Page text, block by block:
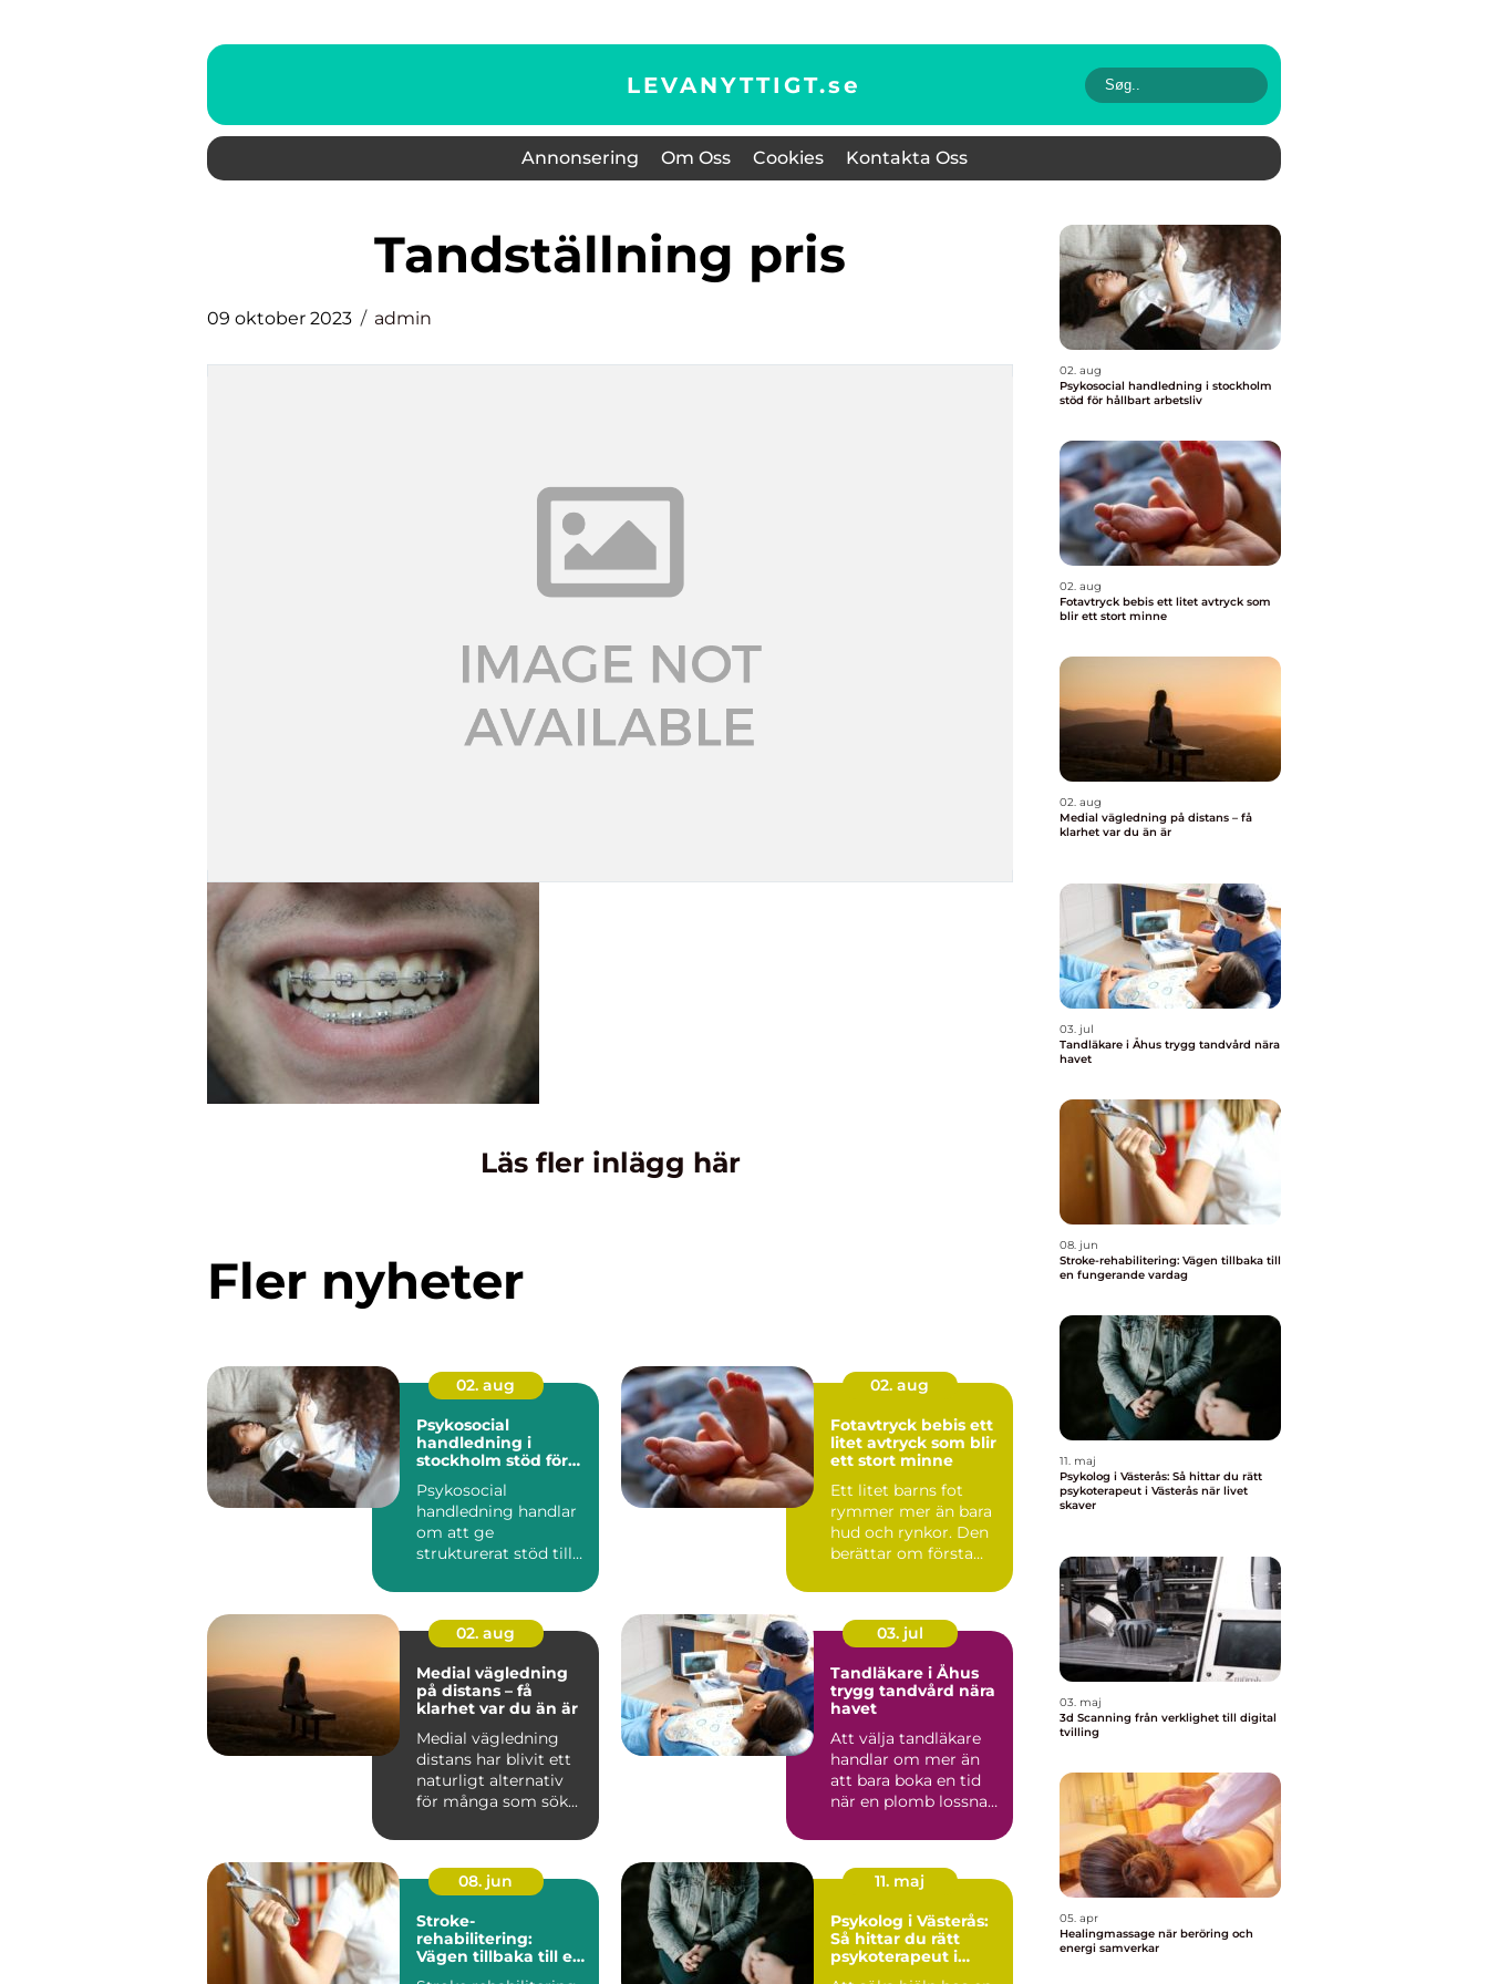
LEVANYTTIGT.se
Annonsering Om Oss Cookies Kontakta Oss
tandställning pris
09 oktober 2023 admin
Läs fler inlägg här
Fler nyheter
02. aug
Psykosocial
handledning i
stockholm stöd för
Psykosocial
handledning handlar
om att ge
strukturerat stöd till
arbete möter a...
02. aug
Fotavtryck bebis ett
litet avtryck som blir
ett stort minne
Ett litet barns fot
rymmer mer än bara
hud och rynkor. Den
berättar om första
tryggh...
02. aug
Medial vägledning
på distans – få
klarhet var du än är
Medial vägledning
distans har blivit ett
naturligt alternativ
för många som sök...
03. jul
Tandläkare i Åhus
trygg tandvård nära
havet
Att välja tandläkare
handlar om mer än
att bara boka en tid
när en plomb lossnar.
08. jun
Stroke-
rehabilitering:
Vägen tillbaka till en
11. maj
Psykolog i Västerås:
Så hittar du rätt
psykoterapeut i
02. aug
Psykosocial handledning i stockholm
stöd för hållbart arbetsliv
02. aug
Fotavtryck bebis ett litet avtryck som
blir ett stort minne
02. aug
Medial vägledning på distans – få
klarhet var du än är
03. jul
Tandläkare i Åhus trygg tandvård nära
havet
08. jun
Stroke-rehabilitering: Vägen tillbaka till
en fungerande vardag
11. maj
Psykolog i Västerås: Så hittar du rätt
psykoterapeut i Västerås när livet
skaver
03. maj
3d Scanning från verklighet till digital
tvilling
05. apr
Healingmassage när beröring och
energi samverkar